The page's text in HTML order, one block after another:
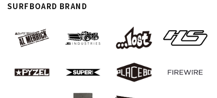
ファッションTOP
SURFBOARD BRAND